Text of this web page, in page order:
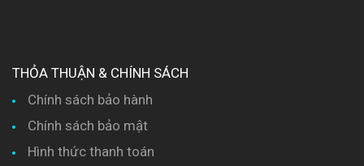
THỎA THUẬN & CHÍNH SÁCH
Chính sách bảo hành
Chính sách bảo mật
Hình thức thanh toán